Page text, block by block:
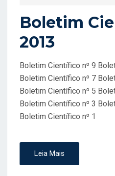
S
T
A
D
O
E
M
Boletim
2013
Boletim Científico nº 9
Boletim Científico nº 7
Boletim Científico nº 5
Boletim Científico nº 3
Boletim Científico nº 1
Leia Mais